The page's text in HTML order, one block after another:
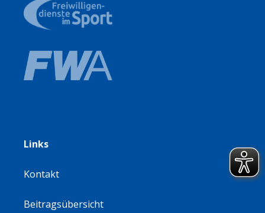
Links
Kontakt
Beitragsübersicht